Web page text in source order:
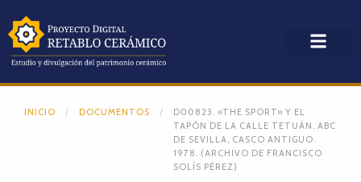
INICIO DOCUMENTOS
D00823. «THE SPORT» Y EL
TAPÓN DE LA CALLE TETUÁN. ABC
DE SEVILLA, CASCO ANTIGUO.
1978. (ARCHIVO DE FRANCISCO
SOLÍS PÉREZ)